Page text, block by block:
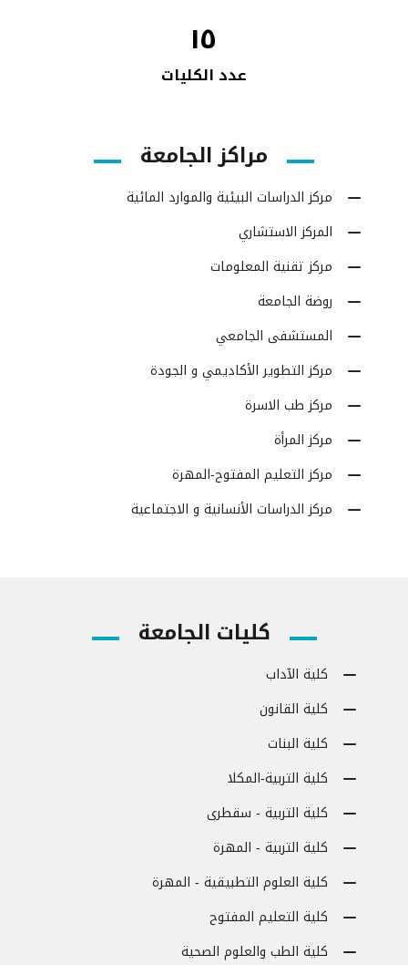
١٥
عدد الكليات
مراكز الجامعة
مركز الدراسات البيئية والموارد المائية
المركز الاستشاري
مركز تقنية المعلومات
روضة الجامعة
المستشفى الجامعي
مركز التطوير الأكاديمي و الجودة
مركز طب الاسرة
مركز المرأة
مركز التعليم المفتوح-المهرة
مركز الدراسات الأنسانية و الاجتماعية
كليات الجامعة
كلية الآداب
كلية القانون
كلية البنات
كلية التربية-المكلا
كلية التربية - سقطرى
كلية التربية - المهرة
كلية العلوم التطبيقية - المهرة
كلية التعليم المفتوح
كلية الطب والعلوم الصحية